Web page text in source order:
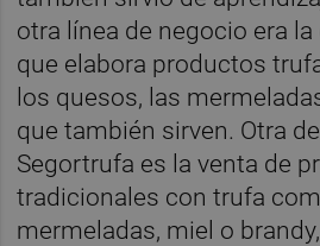
otra línea de negocio era
que elabora productos
los quesos, las
que también sirven. Otra
Segortrufa es la venta de
tradicionales con trufa
mermeladas, miel o